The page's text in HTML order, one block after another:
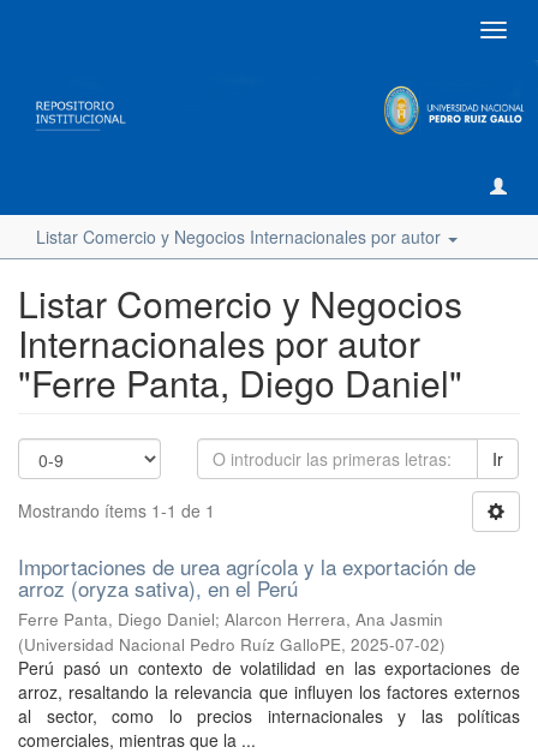
Listar Comercio y Negocios Internacionales por autor
Listar Comercio y Negocios
Internacionales por autor
"Ferre Panta, Diego Daniel"
Ir
Mostrando ítems 1-1 de 1
Importaciones de urea agrícola y la exportación de
arroz (oryza sativa), en el Perú
Ferre Panta, Diego Daniel; Alarcon Herrera, Ana Jasmin
(Universidad Nacional Pedro Ruíz GalloPE, 2025-07-02)
Perú pasó un contexto de volatilidad en las exportaciones de
arroz, resaltando la relevancia que influyen los factores externos
al sector, como lo precios internacionales y las políticas
comerciales, mientras que la ...